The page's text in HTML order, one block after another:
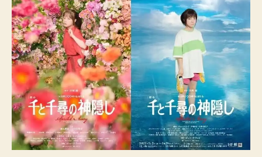
’
s
r
á
t
r
a
n
s
m
i